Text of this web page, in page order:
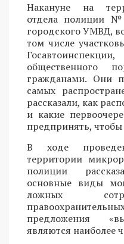
Накануне на
отдела полиции
городского УМВД,
том числе
общественного
гражданами. Они
самых
рассказали, как
и какие
предпринять, чтобы
В ходе
территории
полиции
основные виды
ложных
предложения
являются наиболее